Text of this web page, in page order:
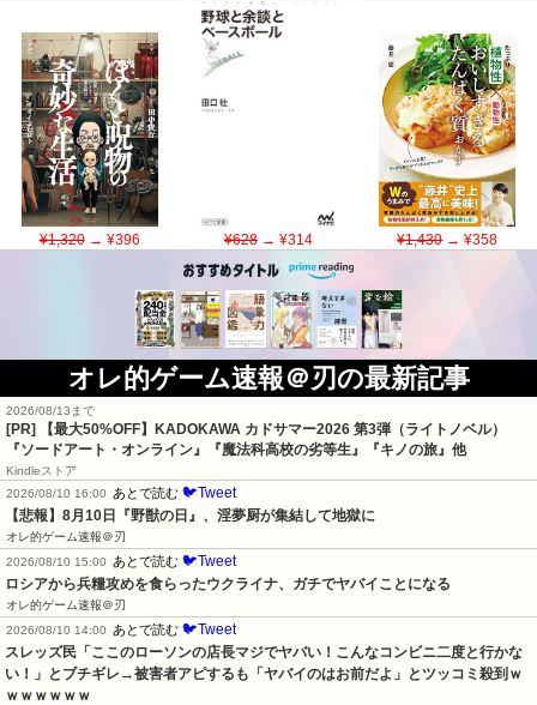
¥1,320→ ¥396 ¥628→ ¥314 ¥1,430→ ¥358
オレ的ゲーム速報＠刃の最新記事
2026/08/13まで
[PR]
【最大50%OFF】KADOKAWA カドサマー2026 第3弾（ライトノベル）
『ソードアート・オンライン』『魔法科高校の劣等生』『キノの旅』他
Kindleストア
2026/08/10 16:00
あとで読む 🐦Tweet
【悲報】8月10日『野獣の日』、淫夢厨が集結して地獄に
オレ的ゲーム速報＠刃
2026/08/10 15:00
あとで読む 🐦Tweet
ロシアから兵糧攻めを食らったウクライナ、ガチでヤバイことになる
オレ的ゲーム速報＠刃
2026/08/10 14:00
あとで読む 🐦Tweet
スレッズ民「ここのローソンの店長マジでヤバい！こんなコンビニ二度と行かな
い！」とブチギレ→被害者アピするも「ヤバイのはお前だよ」とツッコミ殺到ｗ
ｗｗｗｗｗｗ